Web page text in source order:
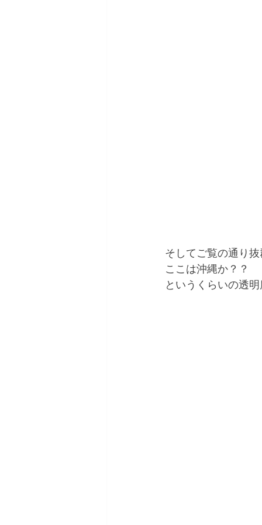
そしてご覧の通り
ここは沖縄か？？
というくらいの透